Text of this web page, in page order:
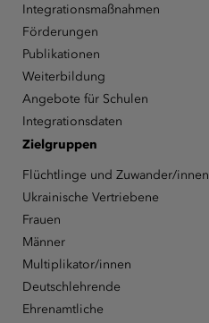
Integrationsmaßnahmen
Förderungen
Publikationen
Weiterbildung
Angebote für Schulen
Integrationsdaten
Zielgruppen
Flüchtlinge und Zuwander/innen
Ukrainische Vertriebene
Frauen
Männer
Multiplikator/innen
Deutschlehrende
Ehrenamtliche